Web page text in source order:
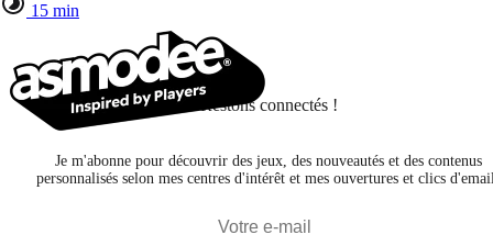
15 min
Restons connectés !
Je m'abonne pour découvrir des jeux, des nouveautés et des contenus
personnalisés selon mes centres d'intérêt et mes ouvertures et clics